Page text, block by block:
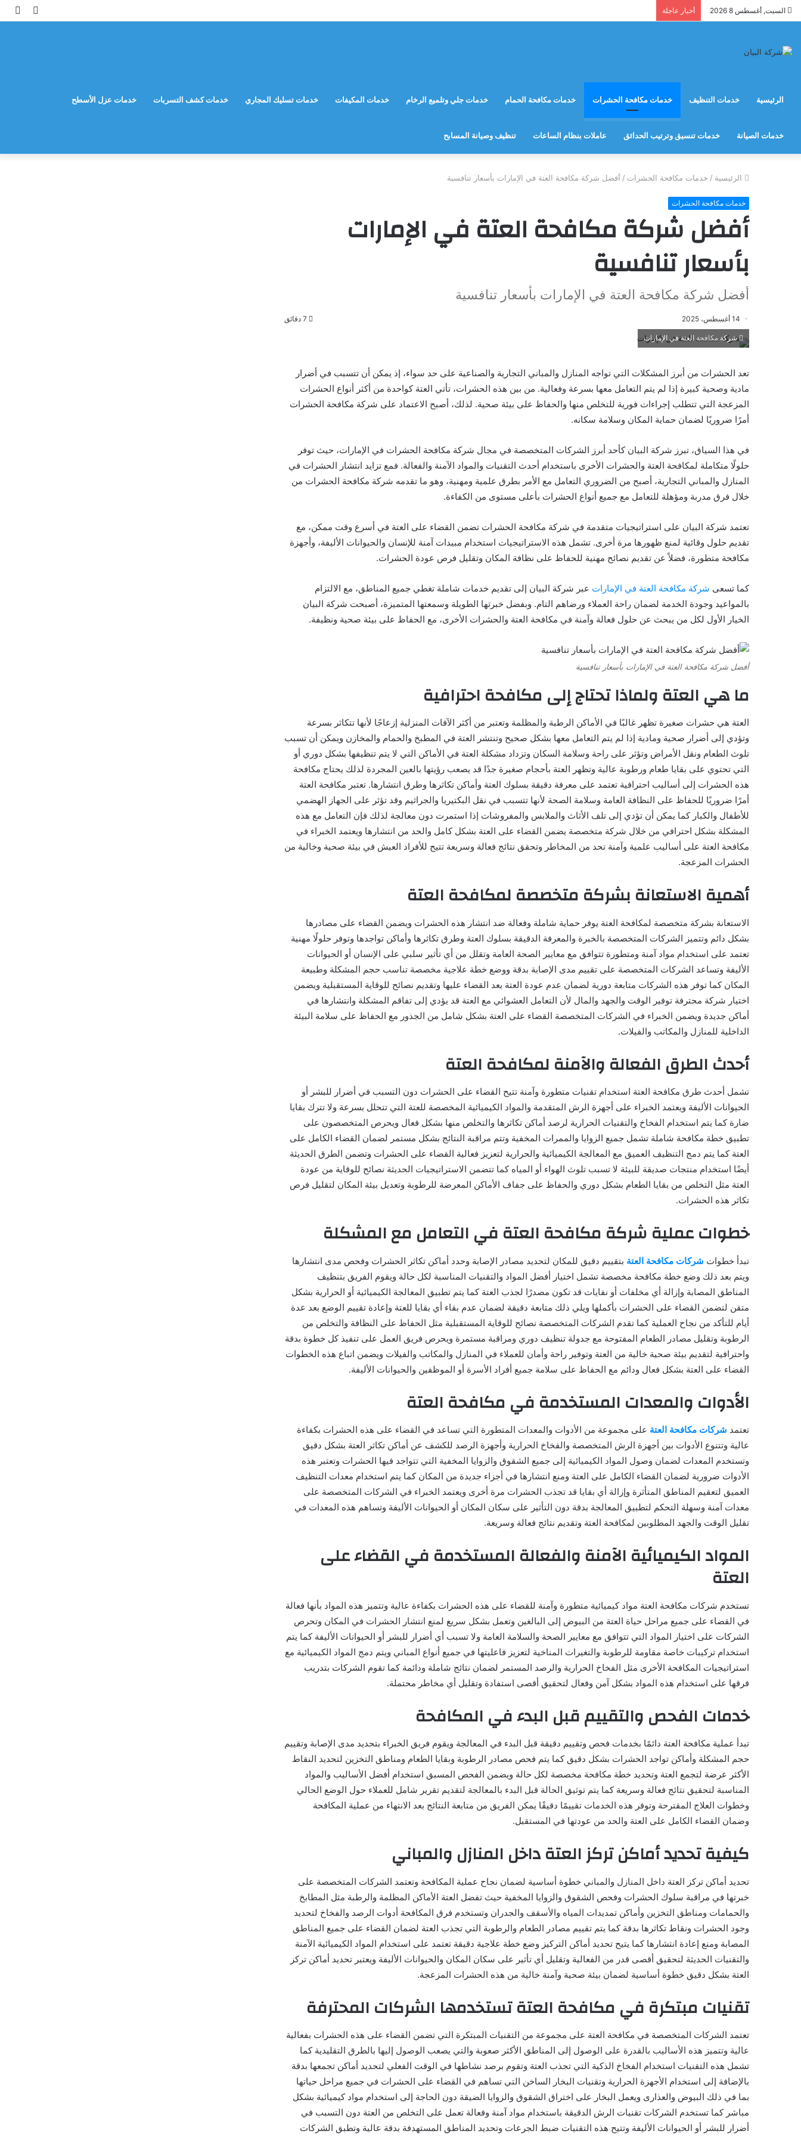
السبت, أغسطس 8 2026 أخبار عاجلة
مقال
الرئيسية خدمات التنظيف خدمات مكافحة الحشرات خدمات مكافحة الحمام خدمات جلي وتلميع الرخام خدمات المكيفات خدمات تسليك المجاري خدمات كشف التسربات خدمات عزل الأسطح
خدمات الصيانة خدمات تنسيق وترتيب الحدائق عاملات بنظام الساعات تنظيف وصيانة المسابح
الرئيسية / خدمات مكافحة الحشرات / أفضل شركة مكافحة العتة في الإمارات بأسعار تنافسية
خدمات مكافحة الحشرات
أفضل شركة مكافحة العتة في الإمارات
بأسعار تنافسية
أفضل شركة مكافحة العتة في الإمارات بأسعار تنافسية
14 أغسطس، 2025
شركة مكافحة العتة في الإمارات
تعد الحشرات من أبرز المشكلات التي تواجه المنازل والمباني التجارية والصناعية على حد سواء، إذ يمكن أن تتسبب في أضرار
مادية وصحية كبيرة إذا لم يتم التعامل معها بسرعة وفعالية. من بين هذه الحشرات، تأتي العتة كواحدة من أكثر أنواع الحشرات
المزعجة التي تتطلب إجراءات فورية للتخلص منها والحفاظ على بيئة صحية. لذلك، أصبح الاعتماد على شركة مكافحة الحشرات
أمرًا ضروريًا لضمان حماية المكان وسلامة سكانه.
في هذا السياق، تبرز شركة البيان كأحد أبرز الشركات المتخصصة في مجال شركة مكافحة الحشرات في الإمارات، حيث توفر
حلولًا متكاملة لمكافحة العتة والحشرات الأخرى باستخدام أحدث التقنيات والمواد الآمنة والفعالة. فمع تزايد انتشار الحشرات في
المنازل والمباني التجارية، أصبح من الضروري التعامل مع الأمر بطرق علمية ومهنية، وهو ما تقدمه شركة مكافحة الحشرات من
خلال فرق مدربة ومؤهلة للتعامل مع جميع أنواع الحشرات بأعلى مستوى من الكفاءة.
تعتمد شركة البيان على استراتيجيات متقدمة في شركة مكافحة الحشرات تضمن القضاء على العتة في أسرع وقت ممكن، مع
تقديم حلول وقائية لمنع ظهورها مرة أخرى. تشمل هذه الاستراتيجيات استخدام مبيدات آمنة للإنسان والحيوانات الأليفة، وأجهزة
مكافحة متطورة، فضلاً عن تقديم نصائح مهنية للحفاظ على نظافة المكان وتقليل فرص عودة الحشرات.
كما تسعى شركة مكافحة العتة في الإمارات عبر شركة البيان إلى تقديم خدمات شاملة تغطي جميع المناطق، مع الالتزام
بالمواعيد وجودة الخدمة لضمان راحة العملاء ورضاهم التام. وبفضل خبرتها الطويلة وسمعتها المتميزة، أصبحت شركة البيان
الخيار الأول لكل من يبحث عن حلول فعالة وآمنة في مكافحة العتة والحشرات الأخرى، مع الحفاظ على بيئة صحية ونظيفة.
أفضل شركة مكافحة العتة في الإمارات بأسعار تنافسية
ما هي العتة ولماذا تحتاج إلى مكافحة احترافية
العتة هي حشرات صغيرة تظهر غالبًا في الأماكن الرطبة والمظلمة وتعتبر من أكثر الآفات المنزلية إزعاجًا لأنها تتكاثر بسرعة
وتؤدي إلى أضرار صحية ومادية إذا لم يتم التعامل معها بشكل صحيح وتنتشر العتة في المطبخ والحمام والمخازن ويمكن أن تسبب
تلوث الطعام ونقل الأمراض وتؤثر على راحة وسلامة السكان وتزداد مشكلة العتة في الأماكن التي لا يتم تنظيفها بشكل دوري أو
التي تحتوي على بقايا طعام ورطوبة عالية وتظهر العتة بأحجام صغيرة جدًا قد يصعب رؤيتها بالعين المجردة لذلك يحتاج مكافحة
هذه الحشرات إلى أساليب احترافية تعتمد على معرفة دقيقة بسلوك العتة وأماكن تكاثرها وطرق انتشارها. تعتبر مكافحة العتة
أمرًا ضروريًا للحفاظ على النظافة العامة وسلامة الصحة لأنها تتسبب في نقل البكتيريا والجراثيم وقد تؤثر على الجهاز الهضمي
للأطفال والكبار كما يمكن أن تؤدي إلى تلف الأثاث والملابس والمفروشات إذا استمرت دون معالجة لذلك فإن التعامل مع هذه
المشكلة بشكل احترافي من خلال شركة متخصصة يضمن القضاء على العتة بشكل كامل والحد من انتشارها ويعتمد الخبراء في
مكافحة العتة على أساليب علمية وآمنة تحد من المخاطر وتحقق نتائج فعالة وسريعة تتيح للأفراد العيش في بيئة صحية وخالية من
الحشرات المزعجة.
أهمية الاستعانة بشركة متخصصة لمكافحة العتة
الاستعانة بشركة متخصصة لمكافحة العتة يوفر حماية شاملة وفعالة ضد انتشار هذه الحشرات ويضمن القضاء على مصادرها
بشكل دائم وتتميز الشركات المتخصصة بالخبرة والمعرفة الدقيقة بسلوك العتة وطرق تكاثرها وأماكن تواجدها وتوفر حلولًا مهنية
تعتمد على استخدام مواد آمنة ومتطورة تتوافق مع معايير الصحة العامة وتقلل من أي تأثير سلبي على الإنسان أو الحيوانات
الأليفة وتساعد الشركات المتخصصة على تقييم مدى الإصابة بدقة ووضع خطة علاجية مخصصة تناسب حجم المشكلة وطبيعة
المكان كما توفر هذه الشركات متابعة دورية لضمان عدم عودة العتة بعد القضاء عليها وتقديم نصائح للوقاية المستقبلية ويضمن
اختيار شركة محترفة توفير الوقت والجهد والمال لأن التعامل العشوائي مع العتة قد يؤدي إلى تفاقم المشكلة وانتشارها في
أماكن جديدة ويضمن الخبراء في الشركات المتخصصة القضاء على العتة بشكل شامل من الجذور مع الحفاظ على سلامة البيئة
الداخلية للمنازل والمكاتب والفيلات.
أحدث الطرق الفعالة والآمنة لمكافحة العتة
تشمل أحدث طرق مكافحة العتة استخدام تقنيات متطورة وآمنة تتيح القضاء على الحشرات دون التسبب في أضرار للبشر أو
الحيوانات الأليفة ويعتمد الخبراء على أجهزة الرش المتقدمة والمواد الكيميائية المخصصة للعتة التي تتحلل بسرعة ولا تترك بقايا
ضارة كما يتم استخدام الفخاخ والتقنيات الحرارية لرصد أماكن تكاثرها والتخلص منها بشكل فعال ويحرص المتخصصون على
تطبيق خطة مكافحة شاملة تشمل جميع الزوايا والممرات المخفية وتتم مراقبة النتائج بشكل مستمر لضمان القضاء الكامل على
العتة كما يتم دمج التنظيف العميق مع المعالجة الكيميائية والحرارية لتعزيز فعالية القضاء على الحشرات وتضمن الطرق الحديثة
أيضًا استخدام منتجات صديقة للبيئة لا تسبب تلوث الهواء أو المياه كما تتضمن الاستراتيجيات الحديثة نصائح للوقاية من عودة
العتة مثل التخلص من بقايا الطعام بشكل دوري والحفاظ على جفاف الأماكن المعرضة للرطوبة وتعديل بيئة المكان لتقليل فرص
تكاثر هذه الحشرات.
خطوات عملية شركة مكافحة العتة في التعامل مع المشكلة
تبدأ خطوات شركات مكافحة العتة بتقييم دقيق للمكان لتحديد مصادر الإصابة وحدد أماكن تكاثر الحشرات وفحص مدى انتشارها
ويتم بعد ذلك وضع خطة مكافحة مخصصة تشمل اختيار أفضل المواد والتقنيات المناسبة لكل حالة ويقوم الفريق بتنظيف
المناطق المصابة وإزالة أي مخلفات أو نفايات قد تكون مصدرًا لجذب العتة كما يتم تطبيق المعالجة الكيميائية أو الحرارية بشكل
متقن لتضمن القضاء على الحشرات بأكملها ويلي ذلك متابعة دقيقة لضمان عدم بقاء أي بقايا للعتة وإعادة تقييم الوضع بعد عدة
أيام للتأكد من نجاح العملية كما تقدم الشركات المتخصصة نصائح للوقاية المستقبلية مثل الحفاظ على النظافة والتخلص من
الرطوبة وتقليل مصادر الطعام المفتوحة مع جدولة تنظيف دوري ومراقبة مستمرة ويحرص فريق العمل على تنفيذ كل خطوة بدقة
واحترافية لتقديم بيئة صحية خالية من العتة وتوفير راحة وأمان للعملاء في المنازل والمكاتب والفيلات ويضمن اتباع هذه الخطوات
القضاء على العتة بشكل فعال ودائم مع الحفاظ على سلامة جميع أفراد الأسرة أو الموظفين والحيوانات الأليفة.
الأدوات والمعدات المستخدمة في مكافحة العتة
تعتمد شركات مكافحة العتة على مجموعة من الأدوات والمعدات المتطورة التي تساعد في القضاء على هذه الحشرات بكفاءة
عالية وتتنوع الأدوات بين أجهزة الرش المتخصصة والفخاخ الحرارية وأجهزة الرصد للكشف عن أماكن تكاثر العتة بشكل دقيق
وتستخدم المعدات لضمان وصول المواد الكيميائية إلى جميع الشقوق والزوايا المخفية التي تتواجد فيها الحشرات وتعتبر هذه
الأدوات ضرورية لضمان القضاء الكامل على العتة ومنع انتشارها في أجزاء جديدة من المكان كما يتم استخدام معدات التنظيف
العميق لتعقيم المناطق المتأثرة وإزالة أي بقايا قد تجذب الحشرات مرة أخرى ويعتمد الخبراء في الشركات المتخصصة على
معدات آمنة وسهلة التحكم لتطبيق المعالجة بدقة دون التأثير على سكان المكان أو الحيوانات الأليفة وتساهم هذه المعدات في
تقليل الوقت والجهد المطلوبين لمكافحة العتة وتقديم نتائج فعالة وسريعة.
المواد الكيميائية الآمنة والفعالة المستخدمة في القضاء على
العتة
تستخدم شركات مكافحة العتة مواد كيميائية متطورة وآمنة للقضاء على هذه الحشرات بكفاءة عالية وتتميز هذه المواد بأنها فعالة
في القضاء على جميع مراحل حياة العتة من البيوض إلى البالغين وتعمل بشكل سريع لمنع انتشار الحشرات في المكان وتحرص
الشركات على اختيار المواد التي تتوافق مع معايير الصحة والسلامة العامة ولا تسبب أي أضرار للبشر أو الحيوانات الأليفة كما يتم
استخدام تركيبات خاصة مقاومة للرطوبة والتغيرات المناخية لتعزيز فاعليتها في جميع أنواع المباني ويتم دمج المواد الكيميائية مع
استراتيجيات المكافحة الأخرى مثل الفخاخ الحرارية والرصد المستمر لضمان نتائج شاملة ودائمة كما تقوم الشركات بتدريب
فرقها على استخدام هذه المواد بشكل آمن وفعال لتحقيق أقصى استفادة وتقليل أي مخاطر محتملة.
خدمات الفحص والتقييم قبل البدء في المكافحة
تبدأ عملية مكافحة العتة دائمًا بخدمات فحص وتقييم دقيقة قبل البدء في المعالجة ويقوم فريق الخبراء بتحديد مدى الإصابة وتقييم
حجم المشكلة وأماكن تواجد الحشرات بشكل دقيق كما يتم فحص مصادر الرطوبة وبقايا الطعام ومناطق التخزين لتحديد النقاط
الأكثر عرضة لتجمع العتة وتحديد خطة مكافحة مخصصة لكل حالة ويضمن الفحص المسبق استخدام أفضل الأساليب والمواد
المناسبة لتحقيق نتائج فعالة وسريعة كما يتم توثيق الحالة قبل البدء بالمعالجة لتقديم تقرير شامل للعملاء حول الوضع الحالي
وخطوات العلاج المقترحة وتوفر هذه الخدمات تقييمًا دقيقًا يمكن الفريق من متابعة النتائج بعد الانتهاء من عملية المكافحة
وضمان القضاء الكامل على العتة والحد من عودتها في المستقبل.
كيفية تحديد أماكن تركز العتة داخل المنازل والمباني
تحديد أماكن تركز العتة داخل المنازل والمباني خطوة أساسية لضمان نجاح عملية المكافحة وتعتمد الشركات المتخصصة على
خبرتها في مراقبة سلوك الحشرات وفحص الشقوق والزوايا المخفية حيث تفضل العتة الأماكن المظلمة والرطبة مثل المطابخ
والحمامات ومناطق التخزين وأماكن تمديدات المياه والأسقف والجدران وتستخدم فرق المكافحة أدوات الرصد والفخاخ لتحديد
وجود الحشرات ونقاط تكاثرها بدقة كما يتم تقييم مصادر الطعام والرطوبة التي تجذب العتة لضمان القضاء على جميع المناطق
المصابة ومنع إعادة انتشارها كما يتيح تحديد أماكن التركيز وضع خطة علاجية دقيقة تعتمد على استخدام المواد الكيميائية الآمنة
والتقنيات الحديثة لتحقيق أقصى قدر من الفعالية وتقليل أي تأثير على سكان المكان والحيوانات الأليفة ويعتبر تحديد أماكن تركز
العتة بشكل دقيق خطوة أساسية لضمان بيئة صحية وآمنة خالية من هذه الحشرات المزعجة.
تقنيات مبتكرة في مكافحة العتة تستخدمها الشركات المحترفة
تعتمد الشركات المتخصصة في مكافحة العتة على مجموعة من التقنيات المبتكرة التي تضمن القضاء على هذه الحشرات بفعالية
عالية وتتميز هذه الأساليب بالقدرة على الوصول إلى المناطق الأكثر صعوبة والتي يصعب الوصول إليها بالطرق التقليدية كما
تشمل هذه التقنيات استخدام الفخاخ الذكية التي تجذب العتة وتقوم برصد نشاطها في الوقت الفعلي لتحديد أماكن تجمعها بدقة
بالإضافة إلى استخدام الأجهزة الحرارية وتقنيات البخار الساخن التي تساهم في القضاء على الحشرات في جميع مراحل حياتها
بما في ذلك البيوض والعذارى ويعمل البخار على اختراق الشقوق والزوايا الضيقة دون الحاجة إلى استخدام مواد كيميائية بشكل
مباشر كما تستخدم الشركات تقنيات الرش الدقيقة باستخدام مواد آمنة وفعالة تعمل على التخلص من العتة دون التسبب في
أضرار للبشر أو الحيوانات الأليفة وتتيح هذه التقنيات ضبط الجرعات وتحديد المناطق المستهدفة بدقة عالية وتطبق الشركات